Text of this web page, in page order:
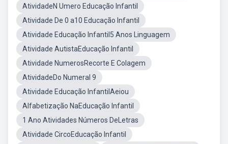
AtividadeN Umero Educação Infantil
Atividade De 0 a10 Educação Infantil
Atividade Educação Infantil5 Anos Linguagem
Atividade AutistaEducação Infantil
Atividade NumerosRecorte E Colagem
AtividadeDo Numeral 9
Atividade Educação InfantilAeiou
Alfabetização NaEducação Infantil
1 Ano Atividades Números DeLetras
Atividade CircoEducação Infantil